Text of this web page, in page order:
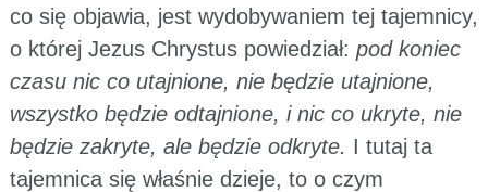
co się objawia, jest wydobywaniem tej tajemnicy,
o której Jezus Chrystus powiedział: pod koniec
czasu nic co utajnione, nie będzie utajnione,
wszystko będzie odtajnione, i nic co ukryte, nie
będzie zakryte, ale będzie odkryte. I tutaj ta
tajemnica się właśnie dzieje, to o czym